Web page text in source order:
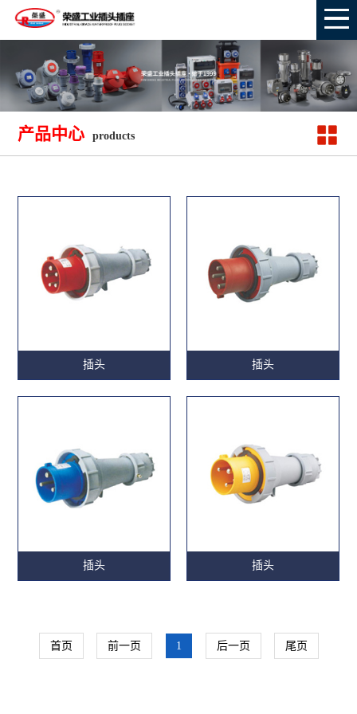
产品中心 products
插头 插头
插头 插头
首页 前一页 1 后一页 尾页